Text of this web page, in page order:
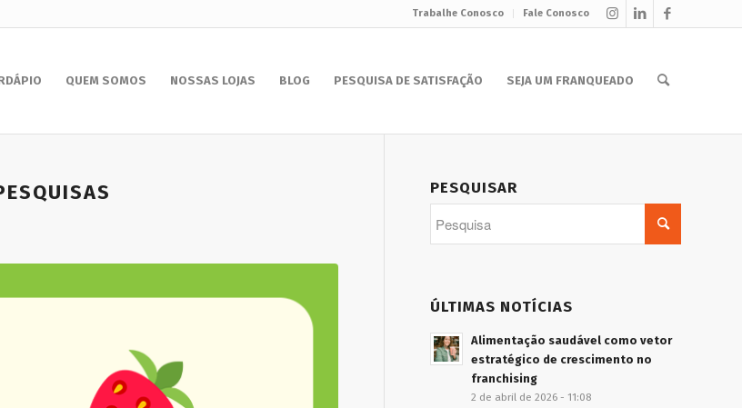
Trabalhe Conosco Fale Conosco
QUEM SOMOS NOSSAS LOJAS BLOG PESQUISA DE SATISFAÇÃO SEJA UM FRANQUEADO
PESQUISAR
ÚLTIMAS NOTÍCIAS
Alimentação saudável como vetor
estratégico de crescimento no
franchising
2 de abril de 2026 - 11:08